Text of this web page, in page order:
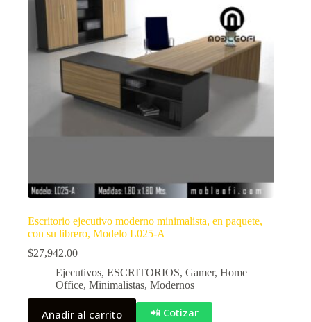
Escritorio ejecutivo moderno minimalista, en paquete,
con su librero, Modelo L025-A
$27,942.00
Ejecutivos, ESCRITORIOS, Gamer, Home
Office, Minimalistas, Modernos
Añadir al carrito 📲 Cotizar